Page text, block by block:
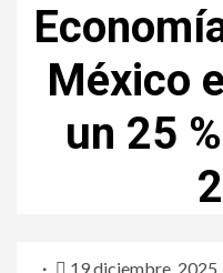
México
un 25
19 diciembre, 2025